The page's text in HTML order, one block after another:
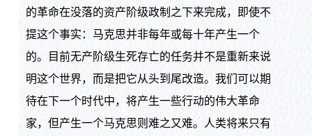
的革命在没落的资产阶级政制之下来完成，即使不
提这个事实：马克思并非每年或每十年产生一个
的。目前无产阶级生死存亡的任务并不是重新来说
明这个世界，而是把它从头到尾改造。我们可以期
待在下一个时代中，将产生一些行动的伟大革命
家，但产生一个马克思则难之又难。人类将来只有